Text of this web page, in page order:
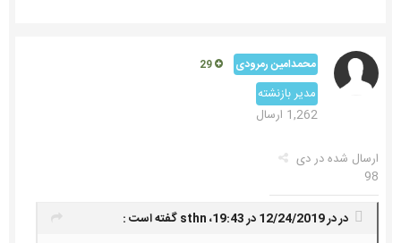
محمدامین رمرودی
مدیر بازنشته
1,262 ارسال
ارسال شده دردی
98
در در 12/24/2019 در 19:43، sthnگفته است :